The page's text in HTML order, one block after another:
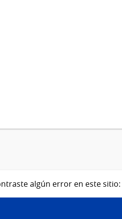
algún error en este sitio: